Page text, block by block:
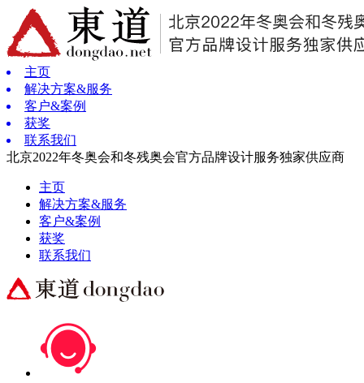
主页
解决方案&服务
客户&案例
获奖
联系我们
北京2022年冬奥会和冬残奥会官方品牌设计服务独家供应商
主页
解决方案&服务
客户&案例
获奖
联系我们